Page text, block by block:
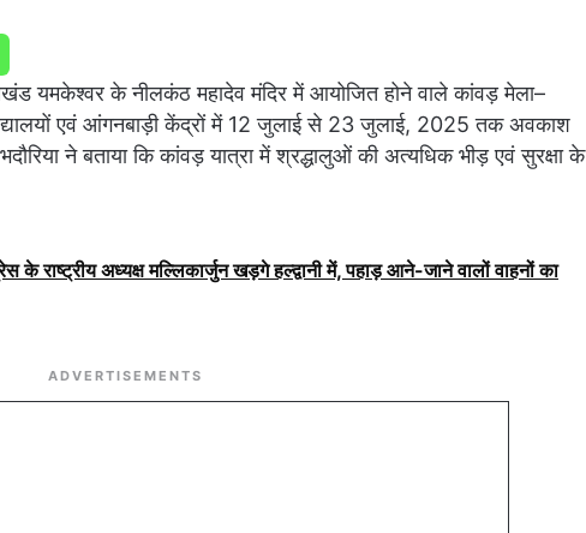
यमकेश्वर के नीलकंठ महादेव मंदिर में आयोजित होने वाले कांवड़ मेला–
एवं आंगनबाड़ी केंद्रों में 12 जुलाई से 23 जुलाई, 2025 तक अवकाश
ने बताया कि कांवड़ यात्रा में श्रद्धालुओं की अत्यधिक भीड़ एवं सुरक्षा के
के राष्ट्रीय अध्यक्ष मल्लिकार्जुन खड़गे हल्द्वानी में, पहाड़ आने-जाने वालों वाहनों का
ADVERTISEMENTS